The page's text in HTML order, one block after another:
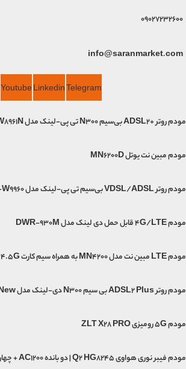
09027232600
info@saranmarket.com
Telegram
Linkedin
Youtube
مودم روتر +ADSL2 بی‌سیم N300 تی پی-لینک مدل TD-W8961N
مودم مبین نت یوتل MN6200D
مودم روتر VDSL/ADSL بی‌سیم تی پی-لینک مدل TD-W9960
مودم 4G/LTE قابل حمل دی لینک مدل DWR-930M
مودم LTE مبین نت مدل MN4200 به همراه سیم کارت 4.5G
مودم روتر ADSL2 Plus بی سیم N300 دی-لینک مدل DSL-124 New
مودم 5G رومیزی ZLT X28 PRO
مودم فیبر نوری هواوی Q2 HG8245 | دو بانده AC1200 + چهار پورت گیگابیت